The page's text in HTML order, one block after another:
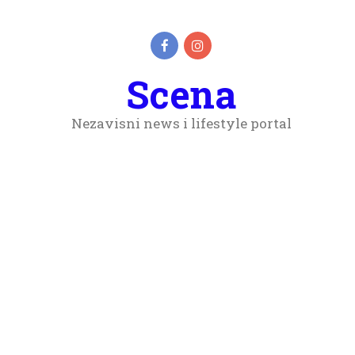
Scena
Nezavisni news i lifestyle portal